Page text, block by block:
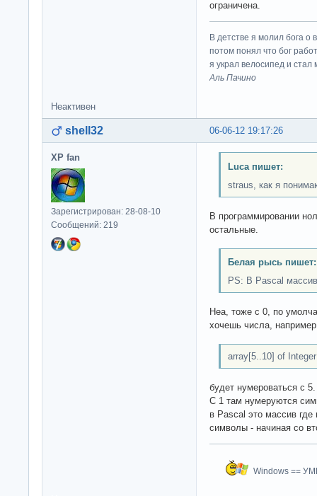
ограничена.
В детстве я молил бога о
потом понял что бог
я украл велосипед и стал
Аль Пачино
Неактивен
06-06-12 19:17:26
shell32
XP fan
Зарегистрирован: 28-08-10
Сообщений: 219
Luca пишет:
straus, как я
В программировании
остальные.
Белая рысь пишет:
PS: В Pascal
Неа, тоже с 0, по
хочешь числа,
array[5..10] of Integer
будет нумероваться с 5.
С 1 там нумеруются
в Pascal это массив
символы - начиная со
Windows ==